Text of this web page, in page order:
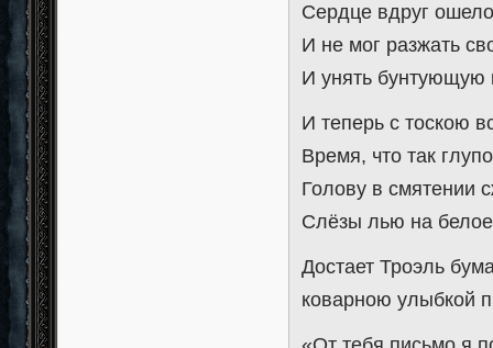
Сердце вдруг
И не мог разжать
И унять бунтующую
И теперь с тоскою
Время, что так
Голову в смятении
Слёзы лью на
Достает Троэль
коварною улыбкой